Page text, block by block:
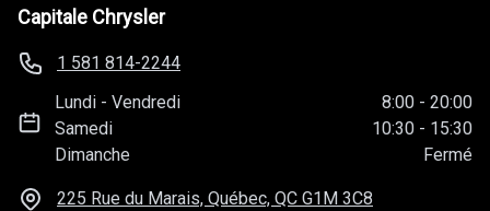
Capitale Chrysler
1 581 814-2244
Lundi -Vendredi 8:00 - 20:00
Samedi
10:30 - 15:30
Dimanche
Fermé
225 Rue du Marais, Québec, QC G1M 3C8